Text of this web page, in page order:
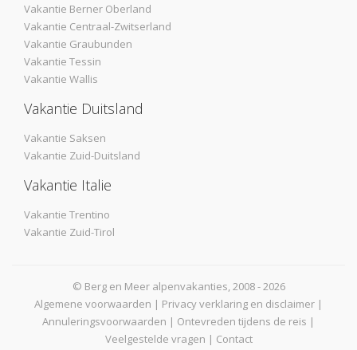
Vakantie Berner Oberland
Vakantie Centraal-Zwitserland
Vakantie Graubunden
Vakantie Tessin
Vakantie Wallis
Vakantie Duitsland
Vakantie Saksen
Vakantie Zuid-Duitsland
Vakantie Italie
Vakantie Trentino
Vakantie Zuid-Tirol
© Berg en Meer alpenvakanties, 2008 - 2026
Algemene voorwaarden | Privacy verklaring en disclaimer |
Annuleringsvoorwaarden | Ontevreden tijdens de reis |
Veelgestelde vragen | Contact